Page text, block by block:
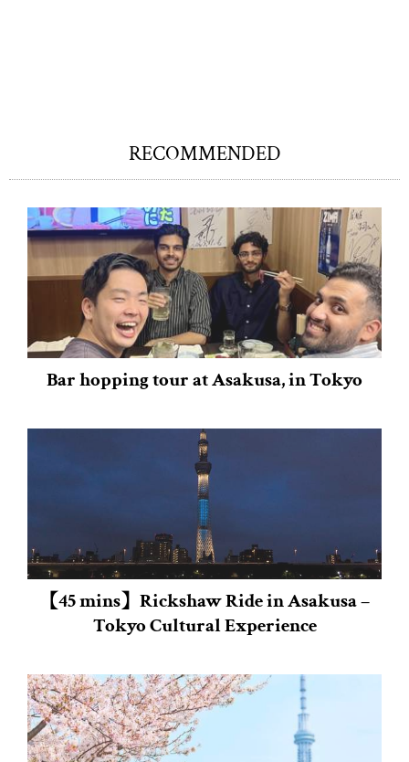
RECOMMENDED
Bar hopping tour at Asakusa, in Tokyo
【45 mins】Rickshaw Ride in Asakusa –
Tokyo Cultural Experience